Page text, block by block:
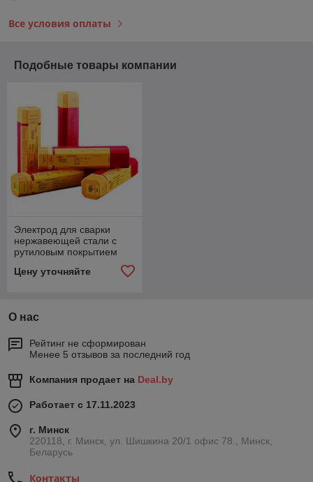
Все условия оплаты
Подобные товары компании
Электрод для сварки
нержавеющей стали с
рутиловым покрытием
Цену уточняйте
О нас
Рейтинг не сформирован
Менее 5 отзывов за последний год
Компания продает на Deal.by
Работает с 17.11.2023
г. Минск
220118, г. Минск, ул. Шишкина 20/1 офис 78., Минск,
Беларусь
Контакты